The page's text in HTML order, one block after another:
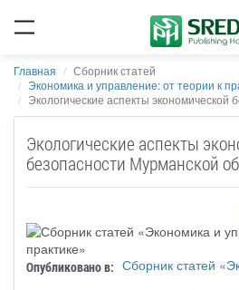
Главная
Сборник статей
Экономика и управление: от теории к
Экологические аспекты экономической
Экологические аспекты
безопасности Мурманской
Опубликовано в: Сборник статей